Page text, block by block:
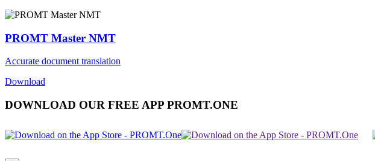
PROMT Master NMT
Accurate document translation
Download
DOWNLOAD OUR FREE APP PROMT.ONE